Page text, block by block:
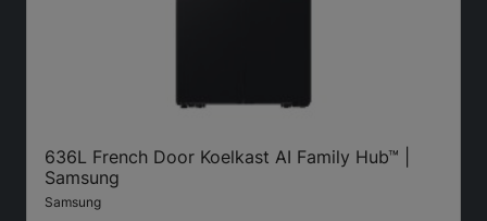
636L French Door Koelkast AI Family Hub™ |
Samsung
Samsung